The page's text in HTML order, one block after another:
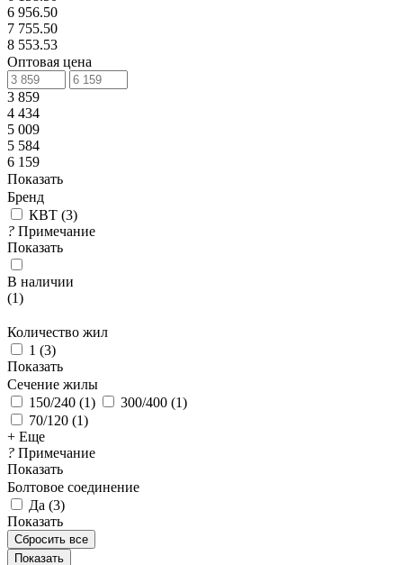
6 956.50
7 755.50
8 553.53
Оптовая цена
3 859
4 434
5 009
5 584
6 159
Показать
Бренд
КВТ (3)
? Примечание
Показать
В наличии
(1)
Количество жил
1 (3)
Показать
Сечение жилы
150/240 (1) 300/400 (1)
70/120 (1)
+ Еще
? Примечание
Показать
Болтовое соединение
Да (3)
Показать
Сбросить все